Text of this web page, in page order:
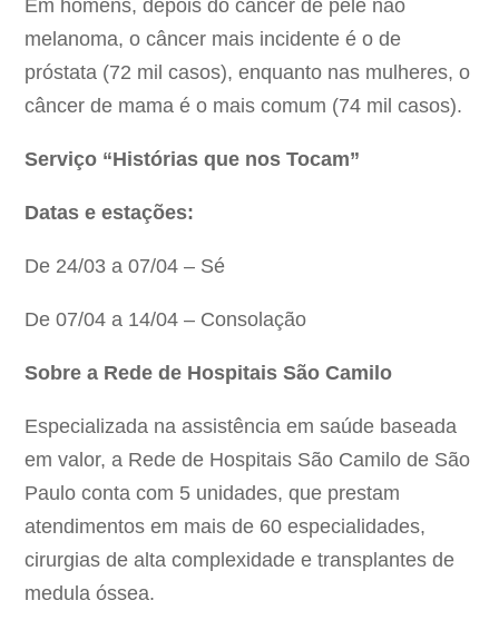
Em homens, depois do câncer de pele não
melanoma, o câncer mais incidente é o de
próstata (72 mil casos), enquanto nas mulheres, o
câncer de mama é o mais comum (74 mil casos).
Serviço “Histórias que nos Tocam”
Datas e estações:
De 24/03 a 07/04 – Sé
De 07/04 a 14/04 – Consolação
Sobre a Rede de Hospitais São Camilo
Especializada na assistência em saúde baseada
em valor, a Rede de Hospitais São Camilo de São
Paulo conta com 5 unidades, que prestam
atendimentos em mais de 60 especialidades,
cirurgias de alta complexidade e transplantes de
medula óssea.